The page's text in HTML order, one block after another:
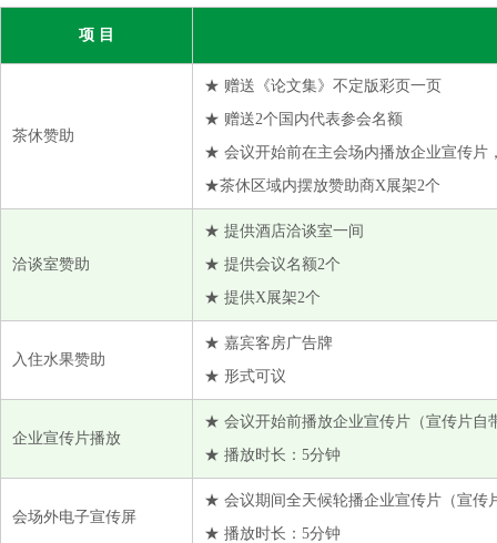
Bozzetto China
Celco Cellulose Consulting sarl
Circ Inc
Ekman & Co
Euroports China
Hawkins Wright
Kelheim Fibres Gmbh
Marubeni Corporation
Sodra Bioproducts
艾克曼 中国 EKMAN CHINA
昂一工程技术(上海)有限公司
鲍利葛生物化工（上海）有限公司
项 目
茶休赞助
★ 赠送《论文集》不定版彩页一页
★ 赠送2个国内代表参会名额
★ 会议开始前在主会场内播放企业宣传片
★茶休区域内摆放赞助商X展架2个
洽谈室赞助
★ 提供酒店洽谈室一间
★ 提供会议名额2个
★ 提供X展架2个
入住水果赞助
★ 嘉宾客房广告牌
★ 形式可议
企业宣传片播放
★ 会议开始前播放企业宣传片（宣传片自
★ 播放时长：5分钟
会场外电子宣传屏
★ 会议期间全天候轮播企业宣传片（宣传
★ 播放时长：5分钟